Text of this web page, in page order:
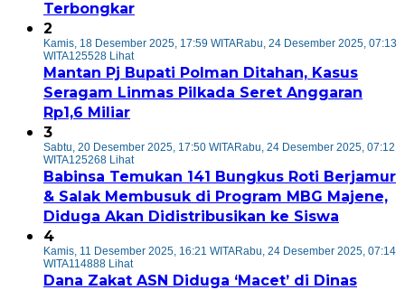
Terbongkar
2
Kamis, 18 Desember 2025, 17:59 WITARabu, 24 Desember 2025, 07:13
WITA125528 Lihat
Mantan Pj Bupati Polman Ditahan, Kasus
Seragam Linmas Pilkada Seret Anggaran
Rp1,6 Miliar
3
Sabtu, 20 Desember 2025, 17:50 WITARabu, 24 Desember 2025, 07:12
WITA125268 Lihat
Babinsa Temukan 141 Bungkus Roti Berjamur
& Salak Membusuk di Program MBG Majene,
Diduga Akan Didistribusikan ke Siswa
4
Kamis, 11 Desember 2025, 16:21 WITARabu, 24 Desember 2025, 07:14
WITA114888 Lihat
Dana Zakat ASN Diduga ‘Macet’ di Dinas